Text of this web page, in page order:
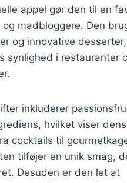
appel gør den til en
madbloggere. Den
og innovative
synlighed i restauranter
inkluderer
hvilket viser dens
cocktails til
tilføjer en unik smag,
Desuden er den let at